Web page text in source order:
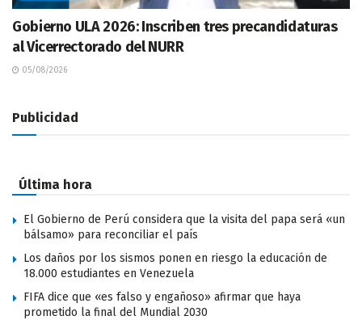
Gobierno ULA 2026: Inscriben tres precandidaturas
al Vicerrectorado del NURR
05/08/2026
Publicidad
Última hora
El Gobierno de Perú considera que la visita del papa será «un
bálsamo» para reconciliar el país
Los daños por los sismos ponen en riesgo la educación de
18.000 estudiantes en Venezuela
FIFA dice que «es falso y engañoso» afirmar que haya
prometido la final del Mundial 2030